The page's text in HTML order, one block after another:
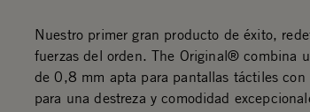
Nuestro primer gran producto de éxito,
fuerzas del orden. The Original® combina
de 0,8 mm apta para pantallas táctiles
para una destreza y comodidad